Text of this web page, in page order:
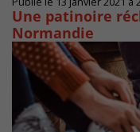
Une patinoire
Normandie